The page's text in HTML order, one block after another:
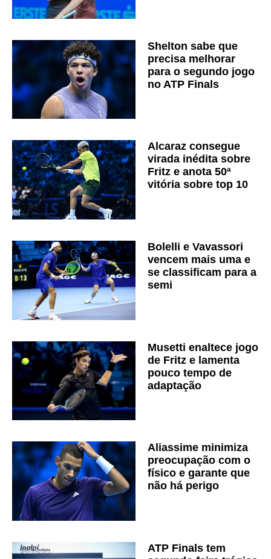
Shelton sabe que
precisa melhorar
para o segundo jogo
no ATP Finals
Alcaraz consegue
virada inédita sobre
Fritz e anota 50ª
vitória sobre top 10
Bolelli e Vavassori
vencem mais uma e
se classificam para a
semi
Musetti enaltece jogo
de Fritz e lamenta
pouco tempo de
adaptação
Aliassime minimiza
preocupação com o
físico e garante que
não há perigo
ATP Finals tem